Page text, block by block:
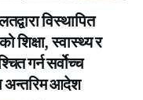
विस्थापित
शिक्षा, स्वास्थ्य र
गर्न सर्वोच्च
अन्तरिम आदेश